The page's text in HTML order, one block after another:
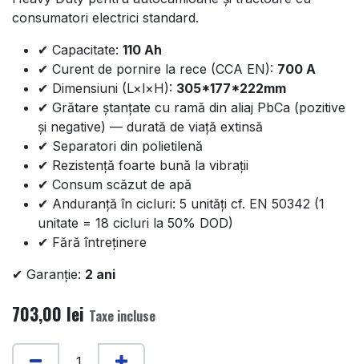
consumatori electrici standard.
✔ Capacitate: 110 Ah
✔ Curent de pornire la rece (CCA EN): 700 A
✔ Dimensiuni (L×l×H): 305*177*222mm
✔ Grătare ștanțate cu ramă din aliaj PbCa (pozitive
și negative) — durată de viață extinsă
✔ Separatori din polietilenă
✔ Rezistență foarte bună la vibrații
✔ Consum scăzut de apă
✔ Anduranță în cicluri: 5 unități cf. EN 50342 (1
unitate = 18 cicluri la 50% DOD)
✔ Fără întreținere
✔ Garanție: 2 ani
703,00 lei Taxe incluse